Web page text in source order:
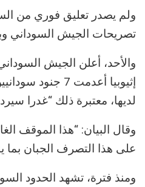
ولم يصدر تعليق فوري من
تصريحات الجيش السوداني
والأحد، أعلن الجيش
إثيوبيا أعدمت 7
لديها، معتبرة ذلك “غدرا
وقال البيان: “هذا الموقف
على هذا التصرف الجبان بما
ومنذ فترة، تشهد الحدود